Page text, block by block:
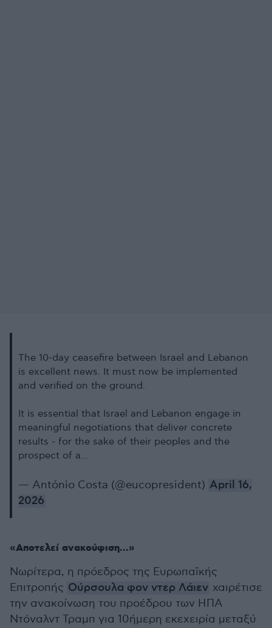
The 10-day ceasefire between Israel and Lebanon
is excellent news. It must now be implemented
and verified on the ground.
It is essential that Israel and Lebanon engage in
meaningful negotiations that deliver concrete
results - for the sake of their peoples and the
prospect of a…
— António Costa (@eucopresident) April 16,
2026
«Αποτελεί ανακούφιση...»
Νωρίτερα, η πρόεδρος της Ευρωπαϊκής
Επιτροπής Ούρσουλα φον ντερ Λάιεν χαιρέτισε
την ανακοίνωση του προέδρου των ΗΠΑ
Ντόναλντ Τραμπ για 10ήμερη εκεχειρία μεταξύ